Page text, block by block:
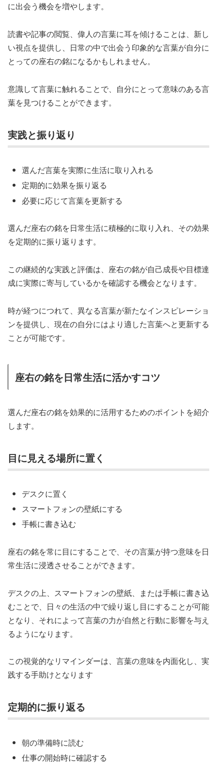
に出会う機会を増やします。
読書や記事の閲覧、偉人の言葉に耳を傾けることは、新し
い視点を提供し、日常の中で出会う印象的な言葉が自分に
とっての座右の銘になるかもしれません。
意識して言葉に触れることで、自分にとって意味のある言
葉を見つけることができます。
実践と振り返り
選んだ言葉を実際に生活に取り入れる
定期的に効果を振り返る
必要に応じて言葉を更新する
選んだ座右の銘を日常生活に積極的に取り入れ、その効果
を定期的に振り返ります。
この継続的な実践と評価は、座右の銘が自己成長や目標達
成に実際に寄与しているかを確認する機会となります。
時が経つにつれて、異なる言葉が新たなインスピレーショ
ンを提供し、現在の自分にはより適した言葉へと更新する
ことが可能です。
座右の銘を日常生活に活かすコツ
選んだ座右の銘を効果的に活用するためのポイントを紹介
します。
目に見える場所に置く
デスクに置く
スマートフォンの壁紙にする
手帳に書き込む
座右の銘を常に目にすることで、その言葉が持つ意味を日
常生活に浸透させることができます。
デスクの上、スマートフォンの壁紙、または手帳に書き込
むことで、日々の生活の中で繰り返し目にすることが可能
となり、それによって言葉の力が自然と行動に影響を与え
るようになります。
この視覚的なリマインダーは、言葉の意味を内面化し、実
践する手助けとなります
定期的に振り返る
朝の準備時に読む
仕事の開始時に確認する